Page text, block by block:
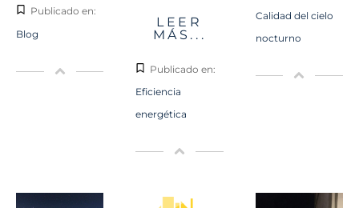
Publicado en:
Blog
LEER
MÁS...
Publicado en:
Eficiencia
energética
Calidad del cielo
nocturno